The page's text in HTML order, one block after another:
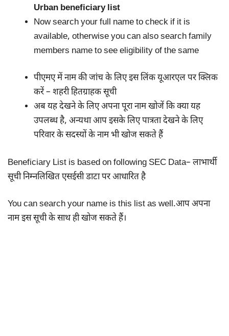
Urban beneficiary list
Now search your full name to check if it is
available, otherwise you can also search family
members name to see eligibility of the same
पीएमए में नाम की जांच के लिए इस लिंक यूआरएल पर क्लिक
करें – शहरी हितग्राहक सूची
अब यह देखने के लिए अपना पूरा नाम खोजें कि क्या यह
उपलब्ध है, अन्यथा आप इसके लिए पात्रता देखने के लिए
परिवार के सदस्यों के नाम भी खोज सकते हैं
Beneficiary List is based on following SEC Data– लाभार्थी
सूची निम्नलिखित एसईसी डाटा पर आधारित है
You can search your name is this list as well.आप अपना
नाम इस सूची के साथ ही खोज सकते हैं।